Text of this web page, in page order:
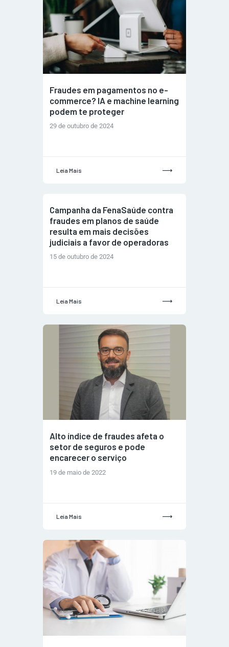
Fraudes em pagamentos no e-
commerce? IA e machine learning
podem te proteger
29 de outubro de 2024
Leia Mais
Campanha da FenaSaúde contra
fraudes em planos de saúde
resulta em mais decisões
judiciais a favor de operadoras
15 de outubro de 2024
Leia Mais
Alto índice de fraudes afeta o
setor de seguros e pode
encarecer o serviço
19 de maio de 2022
Leia Mais